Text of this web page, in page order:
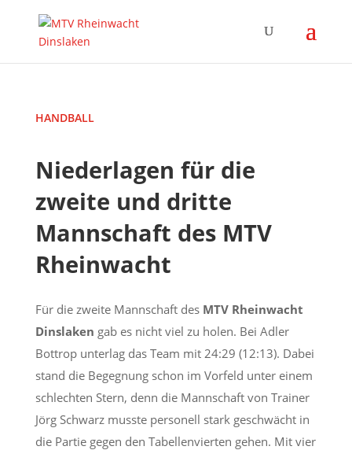
HANDBALL
Niederlagen für die
zweite und dritte
Mannschaft des MTV
Rheinwacht
Für die zweite Mannschaft des MTV Rheinwacht
Dinslaken gab es nicht viel zu holen. Bei Adler
Bottrop unterlag das Team mit 24:29 (12:13). Dabei
stand die Begegnung schon im Vorfeld unter einem
schlechten Stern, denn die Mannschaft von Trainer
Jörg Schwarz musste personell stark geschwächt in
die Partie gegen den Tabellenvierten gehen. Mit vier